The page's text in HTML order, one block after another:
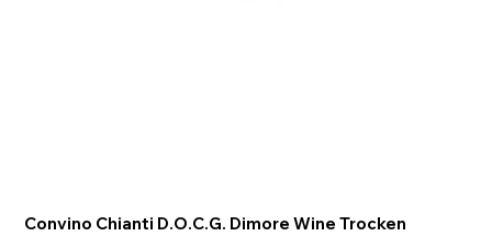
Convino Chianti D.O.C.G. Dimore Wine Trocken